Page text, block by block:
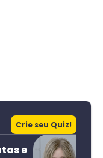
Crie seu Quiz!
e